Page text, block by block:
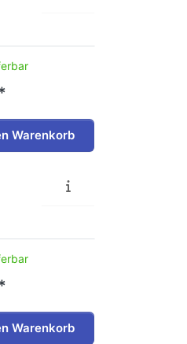
Warenkorb
Warenkorb